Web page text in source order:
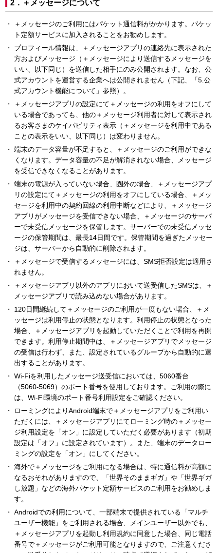
2．＋メッセージについて
＋メッセージのご利用にはパケット通信料がかかります。パケッ
ト定額サービスに加入されることをお勧めします。
プロフィール情報は、＋メッセージアプリの連絡先に表示された
方およびメッセージ（＋メッセージにより送信するメッセージを
いい、以下同じ）を送信した相手にのみ公開されます。なお、公
式アカウントを運営する企業へは公開されません（下記、「5.公
式アカウント機能について」参照）。
＋メッセージアプリの設定にて＋メッセージの利用をオフにして
いる場合であっても、他の＋メッセージ利用者に対して表示され
るお客さまのケイパビリティ表示（＋メッセージを利用中である
ことの表示をいい、以下同じ）は変わりません。
端末のデータ容量が不足すると、＋メッセージのご利用ができな
くなります。データ容量の不足が解消されない場合、メッセージ
を受信できなくなることがあります。
端末の電源が入っていない場合、圏外の場合、＋メッセージアプ
リの設定にて＋メッセージの利用をオフにしている場合、＋メッ
セージを利用中の契約回線の利用中断などにより、＋メッセージ
アプリがメッセージを受信できない場合、＋メッセージのサーバ
ーで未受信メッセージを保管します。サーバーでの未受信メッセ
ージの保管期間は、最長14日間です。保管期間を過ぎたメッセー
ジは、サーバーから自動的に削除されます。
＋メッセージで受信するメッセージには、SMS拒否設定は適用さ
れません。
＋メッセージアプリ以外のアプリにおいて送受信したSMSは、＋
メッセージアプリで読み込めない場合があります。
120日間継続して＋メッセージのご利用が一度もない場合、＋メ
ッセージは利用停止の状態となります。利用停止の状態となった
場合、＋メッセージアプリを起動していただくことで利用を再開
できます。利用停止期間中は、＋メッセージアプリでメッセージ
の受信は行わず、また、設定されているグループから自動的に退
出することがあります。
Wi-Fiを利用したメッセージ送受信においては、5060番台
（5060-5069）のポート番号を使用しております。ご利用の際に
は、Wi-Fi環境のポート番号利用設定をご確認ください。
ローミングによりAndroid端末で＋メッセージアプリをご利用い
ただくには、＋メッセージアプリにてローミング時の＋メッセー
ジ利用設定を「オン」に設定していただく必要があります（初期
設定は「オフ」に設定されています）。また、端末のデータロー
ミングの設定を「オン」にしてください。
海外で＋メッセージをご利用になる場合は、特に通信料が高額に
なるおそれがありますので、「世界そのままギガ」や「世界ギガ
し放題」などの海外パケット定額サービスのご利用をお勧めしま
す。
Androidでの利用について、一部端末で提供されている「マルチ
ユーザー機能」をご利用される場合、メインユーザー以外でも、
＋メッセージアプリを起動し利用規約に同意した場合、同じ電話
番号で＋メッセージがご利用可能となりますので、ご注意くださ